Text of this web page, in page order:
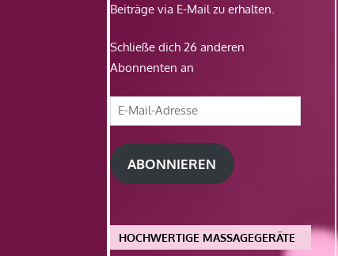
Beiträge via E-Mail zu erhalten.
Schließe dich 26 anderen
Abonnenten an
E-
Mail-
Adresse
ABONNIEREN
HOCHWERTIGE MASSAGEGERÄTE